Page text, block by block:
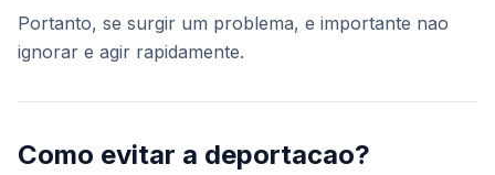
Portanto, se surgir um problema, e importante nao
ignorar e agir rapidamente.
Como evitar a deportacao?